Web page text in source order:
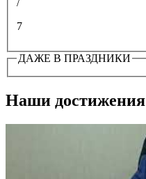
/
7
ДАЖЕ В ПРАЗДНИКИ
Наши достижения